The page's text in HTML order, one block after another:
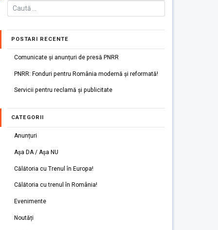
POSTARI RECENTE
Comunicate și anunțuri de presă PNRR
PNRR: Fonduri pentru România modernă și reformată!
Servicii pentru reclamă și publicitate
CATEGORII
Anunțuri
Așa DA / Așa NU
Călătoria cu Trenul în Europa!
Călătoria cu trenul în România!
Evenimente
Noutăți